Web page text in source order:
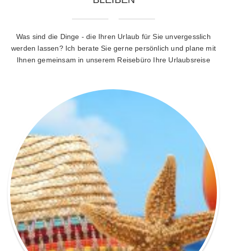
Was sind die Dinge - die Ihren Urlaub für Sie unvergesslich
werden lassen? Ich berate Sie gerne persönlich und plane mit
Ihnen gemeinsam in unserem Reisebüro Ihre Urlaubsreise